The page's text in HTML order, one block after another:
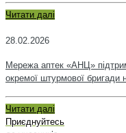
Читати далі
28.02.2026
Мережа аптек «АНЦ»
окремої штурмової бригади
Читати далі
Приєднуйтесь